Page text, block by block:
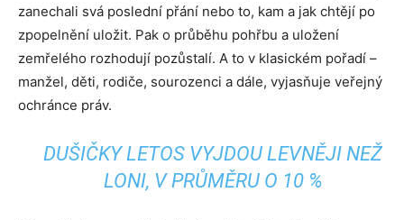
zanechali svá poslední přání nebo to, kam a jak chtějí po
zpopelnění uložit. Pak o průběhu pohřbu a uložení
zemřelého rozhodují pozůstalí. A to v klasickém pořadí –
manžel, děti, rodiče, sourozenci a dále, vyjasňuje veřejný
ochránce práv.
DUŠIČKY LETOS VYJDOU LEVNĚJI NEŽ
LONI, V PRŮMĚRU O 10 %